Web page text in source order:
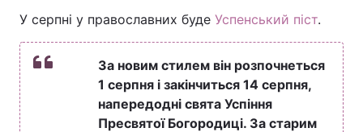
У серпні у православних буде Успенський піст.
За новим стилем він розпочнеться
1 серпня і закінчиться 14 серпня,
напередодні свята Успіння
Пресвятої Богородиці. За старим